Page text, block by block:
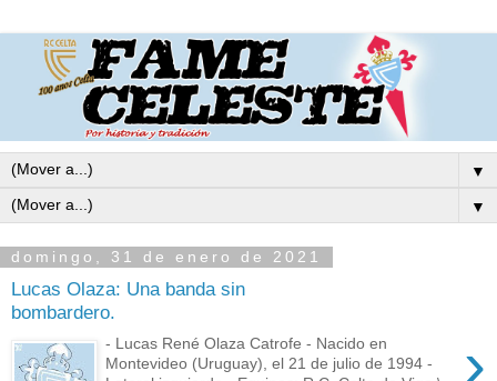
▼
▼
domingo, 31 de enero de 2021
Lucas Olaza: Una banda sin
bombardero.
›
- Lucas René Olaza Catrofe - Nacido en
Montevideo (Uruguay), el 21 de julio de 1994 -